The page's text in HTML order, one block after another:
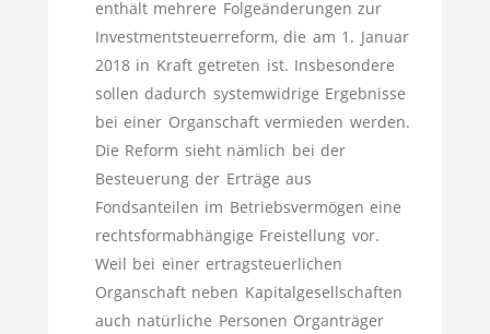
enthält mehrere Folgeänderungen zur
Investmentsteuerreform, die am 1. Januar
2018 in Kraft getreten ist. Insbesondere
sollen dadurch systemwidrige Ergebnisse
bei einer Organschaft vermieden werden.
Die Reform sieht nämlich bei der
Besteuerung der Erträge aus
Fondsanteilen im Betriebsvermögen eine
rechtsformabhängige Freistellung vor.
Weil bei einer ertragsteuerlichen
Organschaft neben Kapitalgesellschaften
auch natürliche Personen Organträger